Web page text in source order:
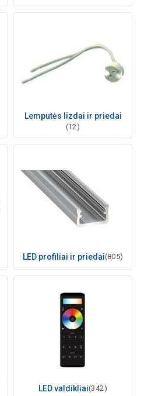
Lemputės lizdai ir priedai
(12)
LED profiliai ir priedai(805)
LED valdikliai(342)